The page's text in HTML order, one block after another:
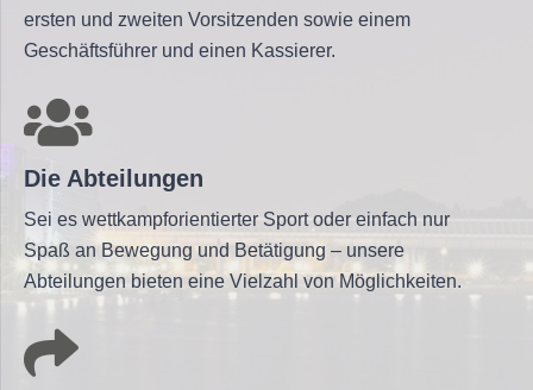
ersten und zweiten Vorsitzenden sowie einem
Geschäftsführer und einen Kassierer.
Die Abteilungen
Sei es wettkampforientierter Sport oder einfach nur
Spaß an Bewegung und Betätigung – unsere
Abteilungen bieten eine Vielzahl von Möglichkeiten.